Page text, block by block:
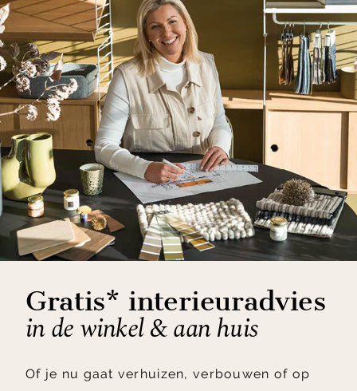
Gratis* interieuradvies
in de winkel & aan huis
Of je nu gaat verhuizen, verbouwen of op